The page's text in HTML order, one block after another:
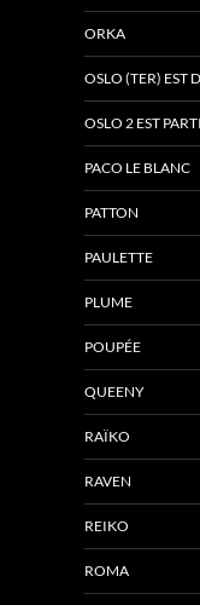
ORKA
OSLO (TER) EST
OSLO 2 EST
PACO LE BLANC
PATTON
PAULETTE
PLUME
POUPÉE
QUEENY
RAÏKO
RAVEN
REIKO
ROMA